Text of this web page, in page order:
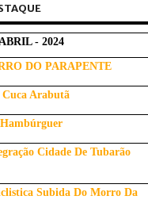
ABRIL - 2024
DO PARAPENTE
Arabutã
Cidade De Tubarão
Subida Do Morro Da